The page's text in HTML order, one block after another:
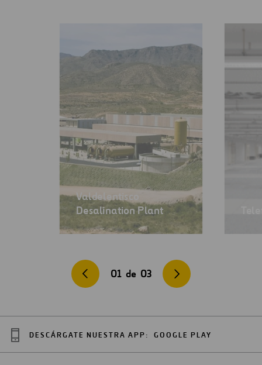
Valdelentisco
Desalination Plant
01 de 03
DESCÁRGATE NUESTRA APP: GOOGLE PLAY